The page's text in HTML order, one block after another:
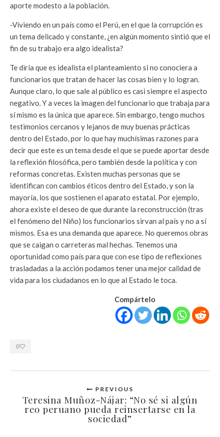
aporte modesto a la población.
-Viviendo en un país como el Perú, en el que la corrupción es
un tema delicado y constante, ¿en algún momento sintió que el
fin de su trabajo era algo idealista?
Te diría que es idealista el planteamiento si no conociera a
funcionarios que tratan de hacer las cosas bien y lo logran.
Aunque claro, lo que sale al público es casi siempre el aspecto
negativo. Y a veces la imagen del funcionario que trabaja para
sí mismo es la única que aparece. Sin embargo, tengo muchos
testimonios cercanos y lejanos de muy buenas prácticas
dentro del Estado, por lo que hay muchísimas razones para
decir que este es un tema desde el que se puede aportar desde
la reflexión filosófica, pero también desde la política y con
reformas concretas. Existen muchas personas que se
identifican con cambios éticos dentro del Estado, y son la
mayoría, los que sostienen el aparato estatal. Por ejemplo,
ahora existe el deseo de que durante la reconstrucción (tras
el fenómeno del Niño) los funcionarios sirvan al país y no a sí
mismos. Esa es una demanda que aparece. No queremos obras
que se caigan o carreteras mal hechas. Tenemos una
oportunidad como país para que con ese tipo de reflexiones
trasladadas a la acción podamos tener una mejor calidad de
vida para los ciudadanos en lo que al Estado le toca.
Compártelo
0
PREVIOUS
Teresina Muñoz-Nájar: “No sé si algún
reo peruano pueda reinsertarse en la
sociedad”